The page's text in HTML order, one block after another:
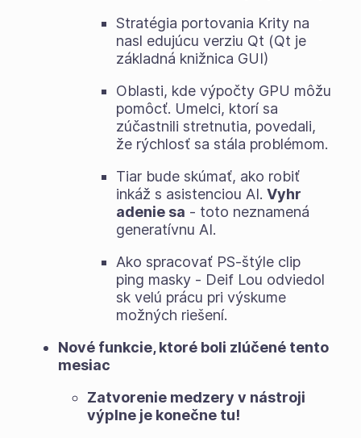
Stratégia portovania Krity na
nasl edujúcu verziu Qt (Qt je
základná knižnica GUI)
Oblasti, kde výpočty GPU môžu
pomôcť. Umelci, ktorí sa
zúčastnili stretnutia, povedali,
že rýchlosť sa stála problémom.
Tiar bude skúmať, ako robiť
inkáž s asistenciou AI. Vyhr
adenie sa - toto neznamená
generatívnu AI.
Ako spracovať PS-štýle clip
ping masky - Deif Lou odviedol
sk velú prácu pri výskume
možných riešení.
Nové funkcie, ktoré boli zlúčené tento
mesiac
Zatvorenie medzery v nástroji
výplne je konečne tu!